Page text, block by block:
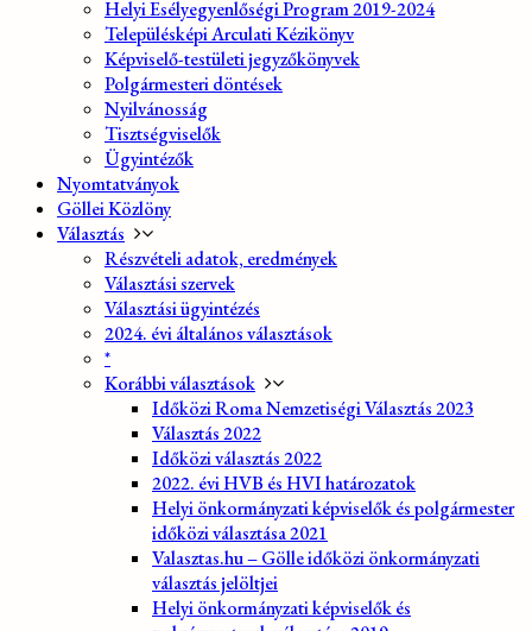
Helyi Esélyegyenlőségi Program 2019-2024
Településképi Arculati Kézikönyv
Képviselő-testületi jegyzőkönyvek
Polgármesteri döntések
Nyilvánosság
Tisztségviselők
Ügyintézők
Nyomtatványok
Göllei Közlöny
Választás
Részvételi adatok, eredmények
Választási szervek
Választási ügyintézés
2024. évi általános választások
*
Korábbi választások
Időközi Roma Nemzetiségi Választás 2023
Választás 2022
Időközi választás 2022
2022. évi HVB és HVI határozatok
Helyi önkormányzati képviselők és polgármester
időközi választása 2021
Valasztas.hu – Gölle időközi önkormányzati
választás jelöltjei
Helyi önkormányzati képviselők és